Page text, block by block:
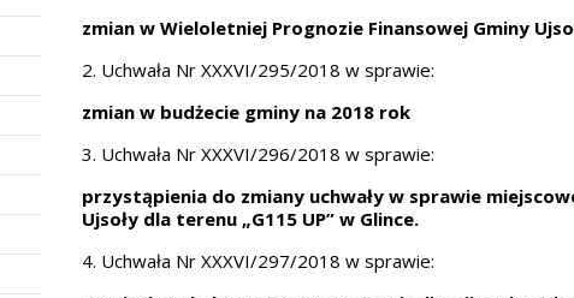
zmian w Wieloletniej Prognozie Finansowej Gminy
2. Uchwała Nr XXXVI/295/2018 w sprawie:
zmian w budżecie gminy na 2018 rok
3. Uchwała Nr XXXVI/296/2018 w sprawie:
przystąpienia do zmiany uchwały w sprawie
Ujsoły dla terenu „G115 UP” w Glince.
4. Uchwała Nr XXXVI/297/2018 w sprawie: